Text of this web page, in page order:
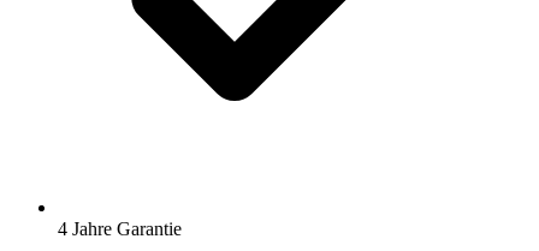
4 Jahre Garantie